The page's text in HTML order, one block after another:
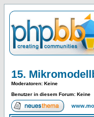
15.
Moderatoren: Keine
Benutzer in diesem Forum: Keine